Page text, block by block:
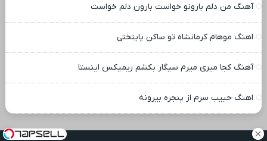
آهنگ من دلم بارونو خواست بارون دلم خواست
اهنگ موهام کرمانشاه تو ساکن پایتختی
آهنگ کجا میری میرم سیگار بکشم ریمیکس اینستا
اهنگ حبیب سرم از پنجره بیرونه